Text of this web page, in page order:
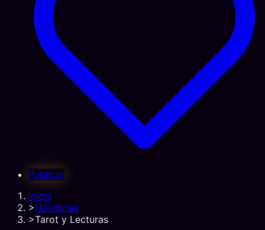
Publicar
Inicio
>Honduras
>Tarot y Lecturas